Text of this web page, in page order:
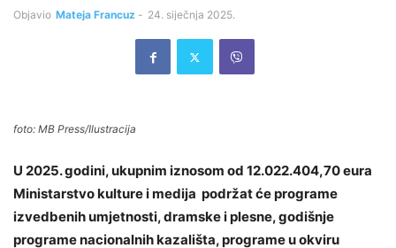
Objavio Mateja Francuz - 24. siječnja 2025.
foto: MB Press/Ilustracija
U 2025. godini, ukupnim iznosom od 12.022.404,70 eura
Ministarstvo kulture i medija podržat će programe
izvedbenih umjetnosti, dramske i plesne, godišnje
programe nacionalnih kazališta, programe u okviru